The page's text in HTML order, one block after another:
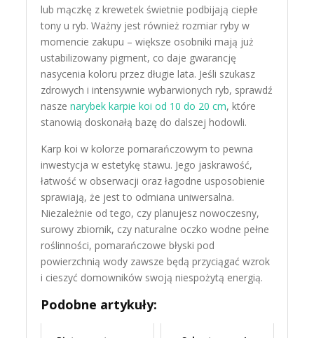
lub mączkę z krewetek świetnie podbijają ciepłe
tony u ryb. Ważny jest również rozmiar ryby w
momencie zakupu – większe osobniki mają już
ustabilizowany pigment, co daje gwarancję
nasycenia koloru przez długie lata. Jeśli szukasz
zdrowych i intensywnie wybarwionych ryb, sprawdź
naszenarybek karpie koi od 10 do 20 cm, które
stanowią doskonałą bazę do dalszej hodowli.
Karp koi w kolorze pomarańczowym to pewna
inwestycja w estetykę stawu. Jego jaskrawość,
łatwość w obserwacji oraz łagodne usposobienie
sprawiają, że jest to odmiana uniwersalna.
Niezależnie od tego, czy planujesz nowoczesny,
surowy zbiornik, czy naturalne oczko wodne pełne
roślinności, pomarańczowe błyski pod
powierzchnią wody zawsze będą przyciągać wzrok
i cieszyć domowników swoją niespożytą energią.
Podobne artykuły: